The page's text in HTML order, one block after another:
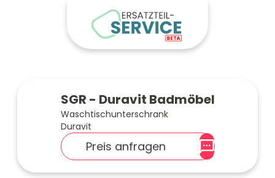
SGR - Duravit Badmöbel
Waschtischunterschrank
Duravit
Preis anfragen